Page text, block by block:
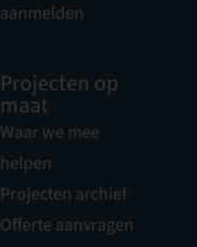
aanmelden
Projecten op
maat
Waar we mee
helpen
Projecten archief
Offerte aanvragen